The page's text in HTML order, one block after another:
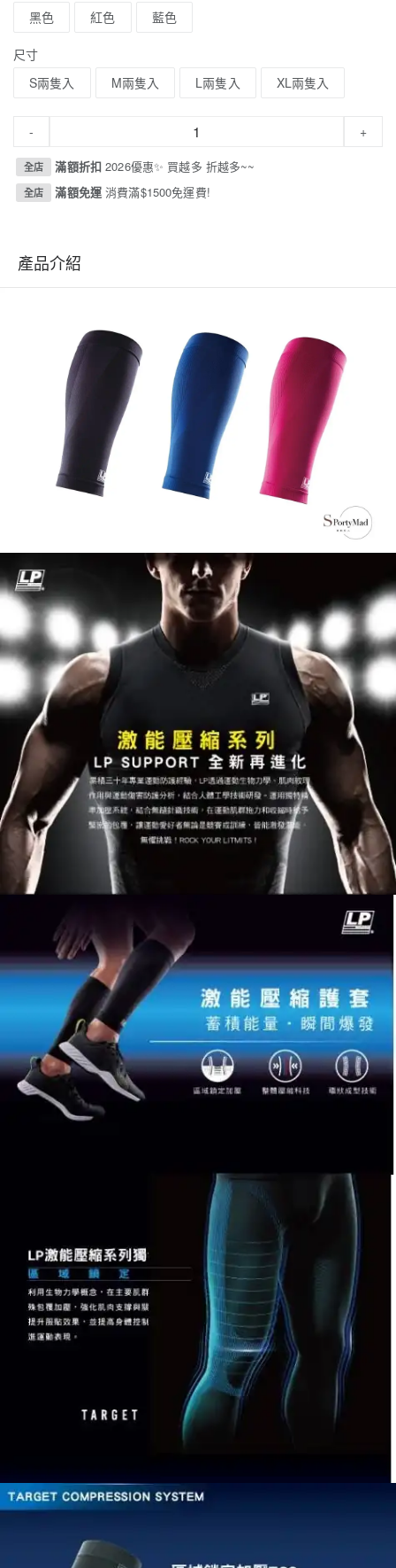
黑色
紅色 藍色
尺寸
S兩隻入
M兩隻入 L兩隻入 XL兩隻入
- +
全店 滿額折扣2026優惠✨ 買越多 折越多~~
全店 滿額免運消費滿$1500免運費!
產品介紹